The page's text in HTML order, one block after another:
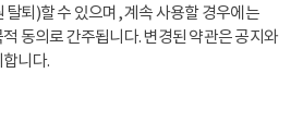
퇴)할 수 있으며, 계속 사용할 경우에는
동의로 간주됩니다. 변경된 약관은 공지와
니다.